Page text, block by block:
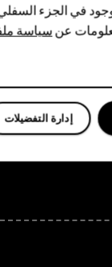
في الجزء
عنسياسة
إدارة التفضيلات